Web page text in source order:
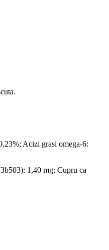
Acizi grasi omega-6:
1,40 mg; Cupru ca